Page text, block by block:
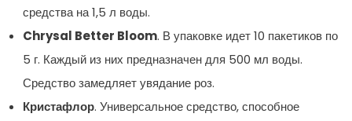
средства на 1,5 л воды.
Chrysal Better Bloom. В упаковке идет 10 пакетиков по
5 г. Каждый из них предназначен для 500 мл воды.
Средство замедляет увядание роз.
Кристафлор. Универсальное средство, способное